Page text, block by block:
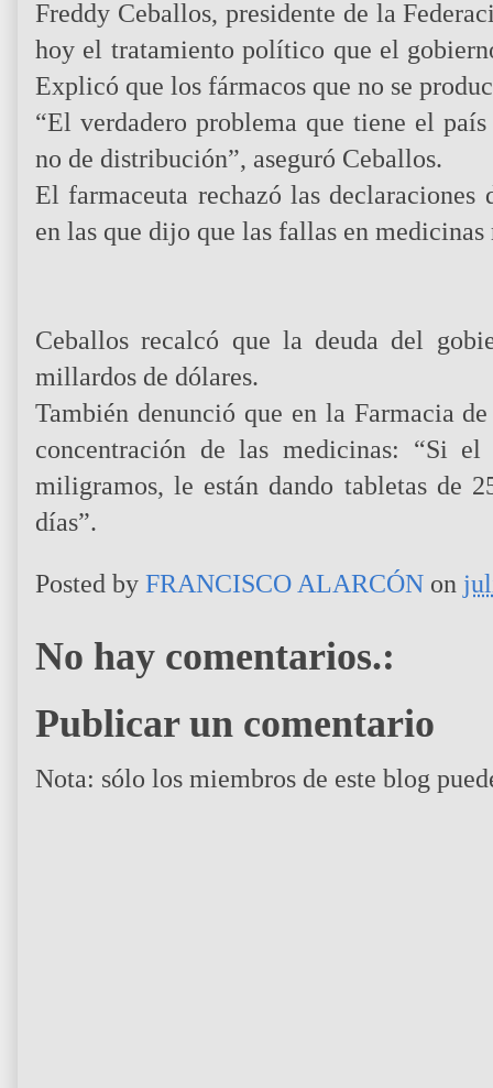
Freddy Ceballos, presidente de la
hoy el tratamiento político que el
Explicó que los fármacos que no se
“El verdadero problema que tiene el
no de distribución”, aseguró Ceballos.
El farmaceuta rechazó las
en las que dijo que las fallas en
Ceballos recalcó que la deuda del
millardos de dólares.
También denunció que en la Farmacia
concentración de las medicinas: “Si
miligramos, le están dando tabletas de
días”.
Posted by FRANCISCO ALARCÓN on
No hay comentarios.:
Publicar un comentario
Nota: sólo los miembros de este blog